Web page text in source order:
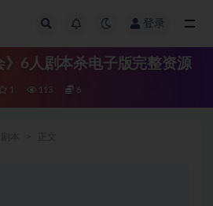
登录
》6人剧本杀电子版完整资源
1 113 6